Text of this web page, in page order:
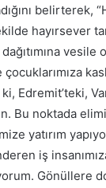
belirterek,
hayırsever
vesile
Edremit’teki,
Bu noktada
yatırım
iş
Gönüllere